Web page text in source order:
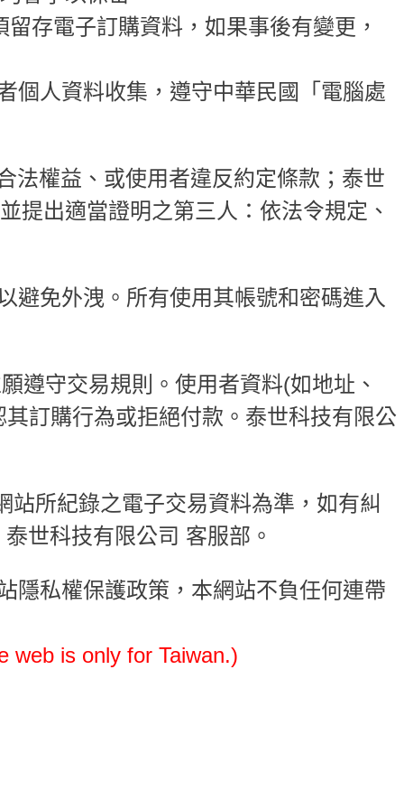
存電子訂購資料，如果事後有變更，
個人資料收集，遵守中華民國「電腦處
法權益、或使用者違反約定條款；泰世
提出適當證明之第三人：依法令規定、
避免外洩。所有使用其帳號和密碼進入
遵守交易規則。使用者資料(如地址、
訂購行為或拒絕付款。泰世科技有限公
所紀錄之電子交易資料為準，如有糾
世科技有限公司 客服部。
隱私權保護政策，本網站不負任何連帶
web is only for Taiwan.)